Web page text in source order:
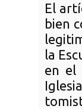
El
bien
la
en el